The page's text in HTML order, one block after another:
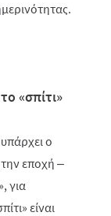
«σπίτι»
ο
εποχή –
για
είναι